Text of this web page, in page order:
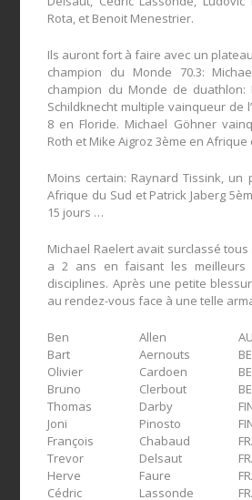
Rota, et Benoit Menestrier.
Ils auront fort à faire avec un
champion du Monde 70.3:
champion du Monde de duathlon:
Schildknecht multiple vainqueur de
8 en Floride. Michael Göhner
Roth et Mike Aigroz 3ème en Afrique
Moins certain: Raynard Tissink,
Afrique du Sud et Patrick Jaberg
15 jours …
Michael Raelert avait surclassé
a 2 ans en faisant les meilleurs
disciplines. Après une petite
au rendez-vous face à une telle
Ben Allen
Bart
Aernouts
Olivier
Cardoen
Bruno
Clerbout
Thomas
Darby
Joni
Pinosto
François
Chabaud
Trevor
Delsaut
Herve
Faure
Cédric
Lassonde